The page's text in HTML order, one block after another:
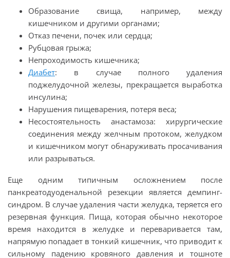
Образование свища, например, между
кишечником и другими органами;
Отказ печени, почек или сердца;
Рубцовая грыжа;
Непроходимость кишечника;
Диабет: в случае полного удаления
поджелудочной железы, прекращается выработка
инсулина;
Нарушения пищеварения, потеря веса;
Несостоятельность анастамоза: хирургические
соединения между желчным протоком, желудком
и кишечником могут обнаруживать просачивания
или разрываться.
Еще одним типичным осложнением после
панкреатодуоденальной резекции является демпинг-
синдром. В случае удаления части желудка, теряется его
резервная функция. Пища, которая обычно некоторое
время находится в желудке и переваривается там,
напрямую попадает в тонкий кишечник, что приводит к
сильному падению кровяного давления и тошноте